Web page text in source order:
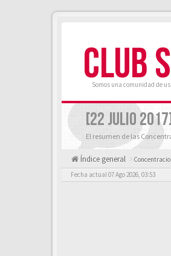
CLUB
Somos una comunidad de
[22 JULIO
El resumen de las
Índice general
Fecha actual 07 Ago 2026, 03:53